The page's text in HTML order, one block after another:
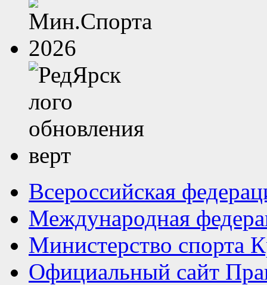
Всероссийская
Международная
Министерство спорта
Официальный сайт